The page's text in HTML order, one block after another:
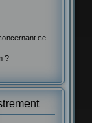
ce
?